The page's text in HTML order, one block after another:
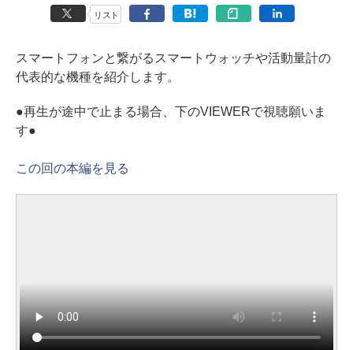
リスト
スマートフォンと繋がるスマートウォッチや活動量計の
代表的な機種を紹介します。
●再生が途中で止まる場合、下のVIEWERで視聴願いま
す●
この回の本編を見る